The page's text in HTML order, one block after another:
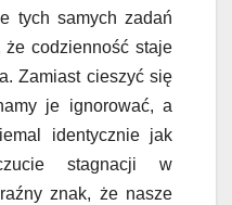
tych samych zadań
że codzienność staje
Zamiast cieszyć się
je ignorować, a
identycznie jak
stagnacji w
znak, że nasze